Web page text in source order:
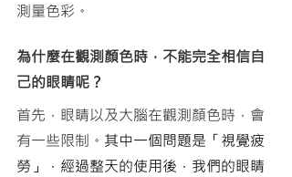
測量色彩。
為什麼在觀測顏色時，不能完全相信自
己的眼睛呢？
首先，眼睛以及大腦在觀測顏色時，會
有一些限制。 其中一個問題是「視覺疲
勞」，經過整天的使用後，我們的眼睛